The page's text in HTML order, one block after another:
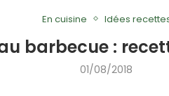
En cuisine
Idées
barbecue :
01/08/2018